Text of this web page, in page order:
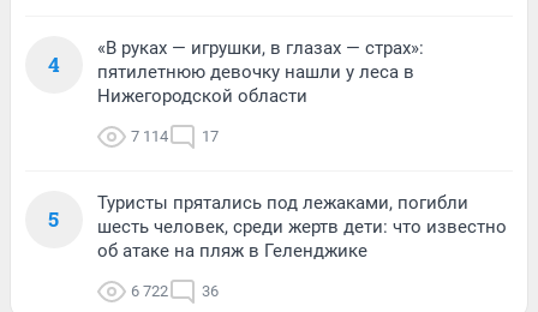
4
«В руках — игрушки, в глазах — страх»:
пятилетнюю девочку нашли у леса в
Нижегородской области
7 114 17
5
Туристы прятались под лежаками, погибли
шесть человек, среди жертв дети: что известно
об атаке на пляж в Геленджике
6 722 36